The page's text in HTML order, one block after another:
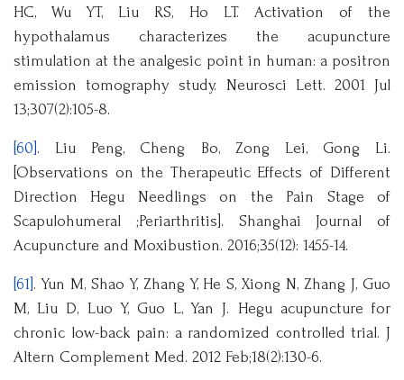
HC, Wu YT, Liu RS, Ho LT. Activation of the
hypothalamus characterizes the acupuncture
stimulation at the analgesic point in human: a positron
emission tomography study. Neurosci Lett. 2001 Jul
13;307(2):105-8.
[60] . Liu Peng, Cheng Bo, Zong Lei, Gong Li.
[Observations on the Therapeutic Effects of Different
Direction Hegu Needlings on the Pain Stage of
Scapulohumeral ;Periarthritis]. Shanghai Journal of
Acupuncture and Moxibustion. 2016;35(12): 1455-14.
[61] . Yun M, Shao Y, Zhang Y, He S, Xiong N, Zhang J, Guo
M, Liu D, Luo Y, Guo L, Yan J. Hegu acupuncture for
chronic low-back pain: a randomized controlled trial. J
Altern Complement Med. 2012 Feb;18(2):130-6.